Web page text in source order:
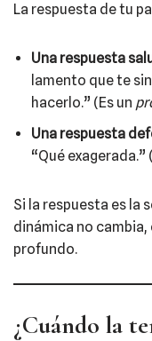
La respuesta de tu
Una respuesta
lamento que te
hacerlo.” (Es un
Una respuesta
“Qué exagerada.”
Si la respuesta es la
dinámica no cambia,
profundo.
¿Cuándo la